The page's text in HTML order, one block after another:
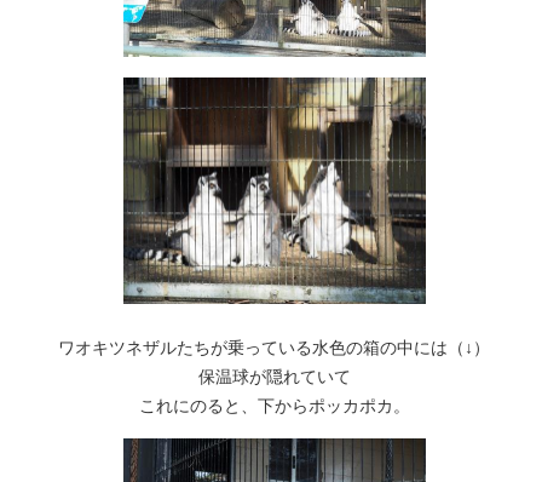
ワオキツネザルたちが乗っている水色の箱の中には（↓）
保温球が隠れていて
これにのると、下からポッカポカ。